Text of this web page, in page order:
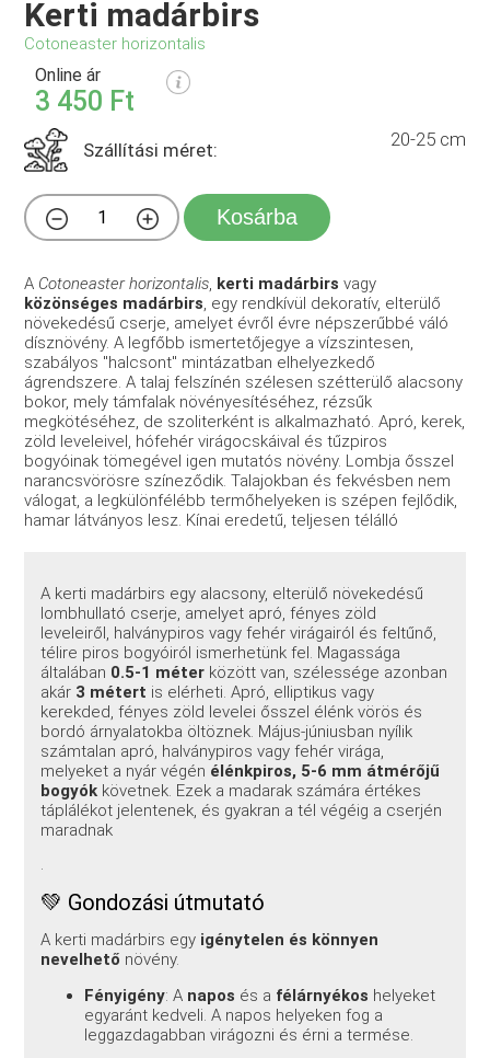
Kerti madárbirs
Cotoneaster horizontalis
Online ár
3 450 Ft
Szállítási méret: 20-25 cm
Kosárba
A Cotoneaster horizontalis, kerti madárbirs vagy
közönséges madárbirs, egy rendkívül dekoratív, elterülő
növekedésű cserje, amelyet évről évre népszerűbbé váló
dísznövény. A legfőbb ismertetőjegye a vízszintesen,
szabályos "halcsont" mintázatban elhelyezkedő
ágrendszere. A talaj felszínén szélesen szétterülő alacsony
bokor, mely támfalak növényesítéséhez, rézsűk
megkötéséhez, de szoliterként is alkalmazható. Apró, kerek,
zöld leveleivel, hófehér virágocskáival és tűzpiros
bogyóinak tömegével igen mutatós növény. Lombja ősszel
narancsvörösre színeződik. Talajokban és fekvésben nem
válogat, a legkülönfélébb termőhelyeken is szépen fejlődik,
hamar látványos lesz. Kínai eredetű, teljesen télálló
A kerti madárbirs egy alacsony, elterülő növekedésű
lombhullató cserje, amelyet apró, fényes zöld
leveleiről, halványpiros vagy fehér virágairól és feltűnő,
télire piros bogyóiról ismerhetünk fel. Magassága
általában 0.5-1 méter között van, szélessége azonban
akár 3 métert is elérheti. Apró, elliptikus vagy
kerekded, fényes zöld levelei ősszel élénk vörös és
bordó árnyalatokba öltöznek. Május-júniusban nyílik
számtalan apró, halványpiros vagy fehér virága,
melyeket a nyár végén élénkpiros, 5-6 mm átmérőjű
bogyók követnek. Ezek a madarak számára értékes
táplálékot jelentenek, és gyakran a tél végéig a cserjén
maradnak
.
💚 Gondozási útmutató
A kerti madárbirs egy igénytelen és könnyen
nevelhető növény.
Fényigény: A napos és a félárnyékos helyeket
egyaránt kedveli. A napos helyeken fog a
leggazdagabban virágozni és érni a termése.